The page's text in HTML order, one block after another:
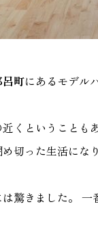
町にあるモデル
くということ
切った生活にな
驚きました。